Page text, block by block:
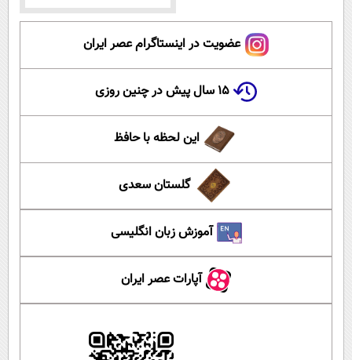
عضویت در اینستاگرام عصر ایران
۱۵ سال پیش در چنین روزی
این لحظه با حافظ
گلستان سعدی
آموزش زبان انگلیسی
آپارات عصر ایران